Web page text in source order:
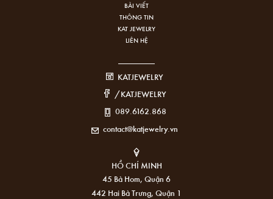
BÀI VIẾT
THÔNG TIN
KAT JEWELRY
LIÊN HỆ
KATJEWELRY
/KATJEWELRY
089.6162.868
contact@katjewelry.vn
HỒ CHÍ MINH
45 Bà Hom, Quận 6
442 Hai Bà Trưng, Quận 1